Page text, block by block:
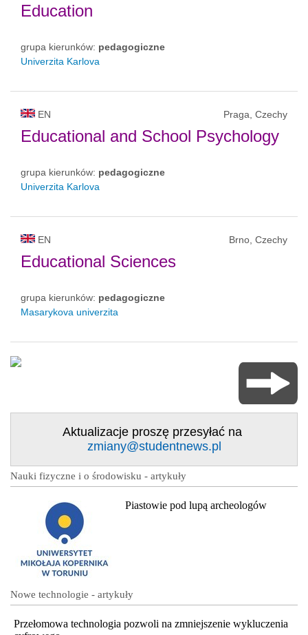
Education
grupa kierunków: pedagogiczne
Univerzita Karlova
EN Praga, Czechy
Educational and School Psychology
grupa kierunków: pedagogiczne
Univerzita Karlova
EN Brno, Czechy
Educational Sciences
grupa kierunków: pedagogiczne
Masarykova univerzita
Aktualizacje proszę przesyłać na
zmiany@studentnews.pl
Nauki fizyczne i o środowisku - artykuły
Piastowie pod lupą archeologów
Nowe technologie - artykuły
Przełomowa technologia pozwoli na zmniejszenie wykluczenia